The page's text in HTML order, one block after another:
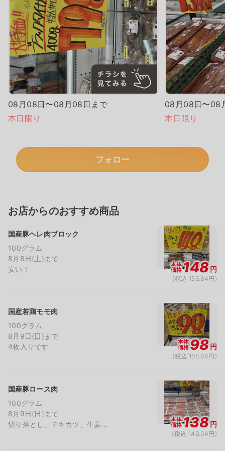
08月08日〜08月08日まで
本日限り
08月08日〜08
本日限り
フォロー
お店からのおすすめ商品
国産豚ヘレ肉ブロック
100グラム
8月8日(土)まで
安い！
本体
価格148円
(税込 159.84円)
国産若鶏モモ肉
100グラム
8月9日(日)まで
4枚入りです
本体
価格98円
(税込 105.84円)
国産豚ロース肉
100グラム
8月9日(日)まで
切り落とし、テキカツ、生姜...
本体
価格138円
(税込 149.04円)